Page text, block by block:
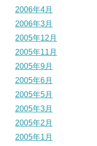
2006年4月
2006年3月
2005年12月
2005年11月
2005年9月
2005年6月
2005年5月
2005年3月
2005年2月
2005年1月